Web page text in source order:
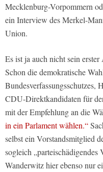
Mecklenburg-Vorpommern
ein Interview des Merkel-
Union.
Es ist ja auch nicht sein
Schon die demokratische
Bundesverfassungsschutzes,
CDU-Direktkandidaten für
mit der Empfehlung an die
in ein Parlament wählen.“
selbst ein Vorstandsmitglied
sogleich
Wanderwitz hier ebenso nur